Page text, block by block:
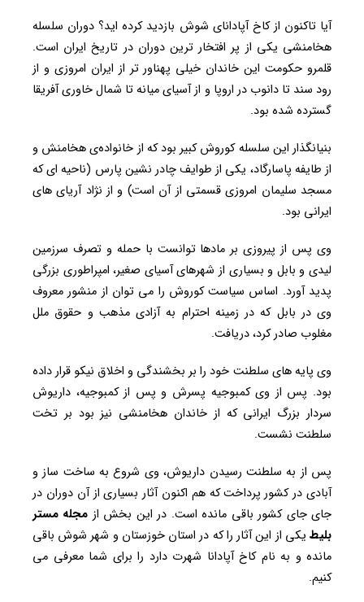
آیا تاکنون از کاخ آپادانای شوش بازدید کرده اید؟ دوران سلسله
هخامنشی یکی از پر افتخار ترین دوران در تاریخ ایران است.
قلمرو حکومت این خاندان خیلی پهناور تر از ایران امروزی و از
رود سند تا دانوب در اروپا و از آسیای میانه تا شمال خاوری آفریقا
گسترده شده بود.
بنیانگذار این سلسله کوروش کبیر بود که از خانواده‌ی هخامنش و
از طایفه‌ پاسارگاد، یکی از طوایف چادر نشین پارس (ناحیه ای که
مسجد سلیمان امروزی قسمتی از آن است) و از نژاد آریای های
ایرانی بود.
وی پس از پیروزی بر مادها توانست با حمله و تصرف سرزمین
لیدی و بابل و بسیاری از شهرهای آسیای صغیر، امپراطوری بزرگی
پدید آورد. اساس سیاست کوروش را می توان از منشور معروف
وی در بابل که در زمینه احترام به آزادی مذهب و حقوق ملل
مغلوب صادر کرد، دریافت.
وی پایه های سلطنت خود را بر بخشندگی و اخلاق نیکو قرار داده
بود. پس از وی کمبوجیه پسرش و پس از کمبوجیه، داریوش
سردار بزرگ ایرانی که از خاندان هخامنشی نیز بود بر تخت
سلطنت نشست.
پس از به سلطنت رسیدن داریوش، وی شروع به ساخت ساز و
آبادی در کشور پرداخت که هم اکنون آثار بسیاری از آن دوران در
جای جای کشور باقی مانده است. در این بخش از مجله مستر
بلیط یکی از این آثار را که در استان خوزستان و شهر شوش باقی
مانده و به نام کاخ آپادانا شهرت دارد را برای شما معرفی می
کنیم.